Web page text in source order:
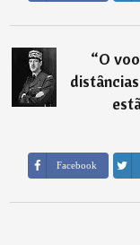
“O
Facebook